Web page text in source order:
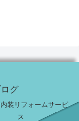
グ
装リフォームサービ
ス